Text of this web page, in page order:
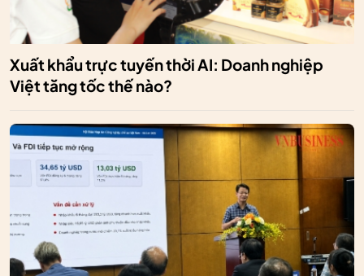
Xuất khẩu trực tuyến thời AI: Doanh nghiệp
Việt tăng tốc thế nào?